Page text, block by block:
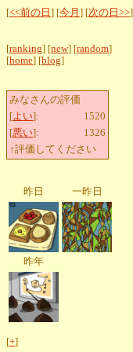
[<<前の日 ] [今月 ] [次の日>>]
[ranking] [new] [random]
[home] [blog]
みなさんの評価
[よい]:
1520
[悪い]:
1326
↑評価してください
昨日 一昨日
昨年
[+]